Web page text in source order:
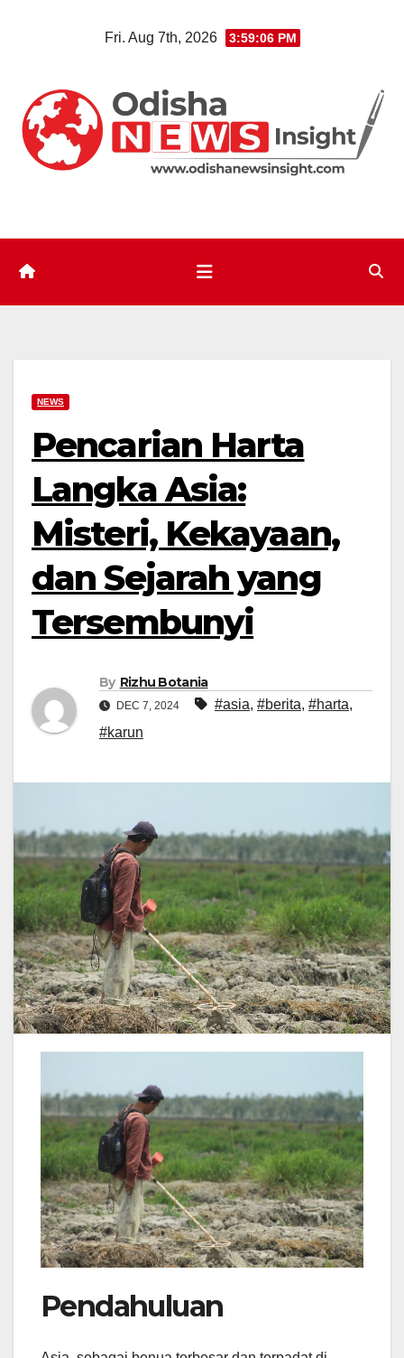
Fri. Aug 7th, 2026 3:59:08 PM
NEWS
Pencarian Harta
Langka Asia:
Misteri, Kekayaan,
dan Sejarah yang
Tersembunyi
By Rizhu Botania
DEC 7, 2024 #asia, #berita, #harta,
#karun
Pendahuluan